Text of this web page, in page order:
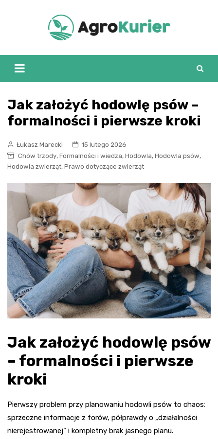
Jak założyć hodowlę psów –
formalności i pierwsze kroki
Łukasz Marecki
15 lutego 2026
Chów trzody, Formalności i wiedza, Hodowla, Hodowla psów,
Hodowla zwierząt, Prawo dotyczące zwierząt
Jak założyć hodowlę psów
– formalności i pierwsze
kroki
Pierwszy problem przy planowaniu hodowli psów to chaos:
sprzeczne informacje z forów, półprawdy o „działalności
nierejestrowanej” i kompletny brak jasnego planu.